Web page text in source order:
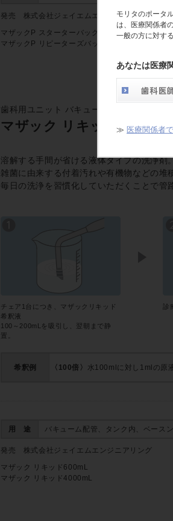
モリタのポータ
は、医療関係者
一般の方に対す
あなたは医療
≫ 医療関係者
発売 株式会社ジェイエムエンジニアリング
マザックP スターターバッグ
マザックP リピーターズバック
歯科用ユニット バキューム・排水管路洗浄
マザック リキッド
溶解する手間が省ける液体タイプの洗浄剤
雑菌に由来する付着汚れや有機物などの堆
毎日の洗浄を習慣化していただくことで管
チェア1台につき、マザックリキッド
希釈液
100～200mLを吸引し、翌朝まで静
置。
診
希釈例 〈100倍〉 水100mlに対し1mlの原
用 途 バキューム配管、タンク内、ベース
発売 株式会社ジェイエムエンジニアリング
マザック リキッド600mL
マザック リキッド4000mL